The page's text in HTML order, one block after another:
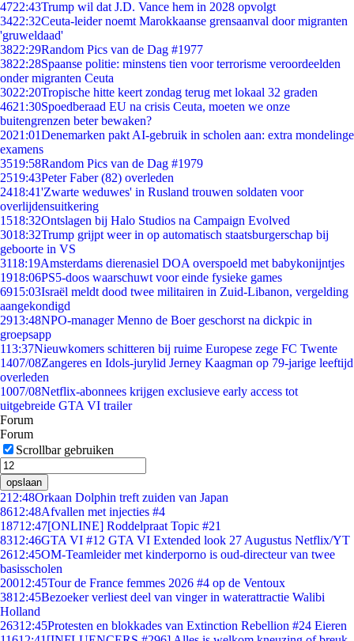
4722:43Trump wil dat J.D. Vance hem in 2028 opvolgt
3422:32Ceuta-leider noemt Marokkaanse grensaanval door migranten
'gruweldaad'
3822:29Random Pics van de Dag #1977
3822:28Spaanse politie: minstens tien voor terrorisme veroordeelden
onder migranten Ceuta
3022:20Tropische hitte keert zondag terug met lokaal 32 graden
4621:30Spoedberaad EU na crisis Ceuta, moeten we onze
buitengrenzen beter bewaken?
2021:01Denemarken pakt AI-gebruik in scholen aan: extra mondelinge
examens
3519:58Random Pics van de Dag #1979
2519:43Peter Faber (82) overleden
2418:41'Zwarte weduwes' in Rusland trouwen soldaten voor
overlijdensuitkering
1518:32Ontslagen bij Halo Studios na Campaign Evolved
3018:32Trump grijpt weer in op automatisch staatsburgerschap bij
geboorte in VS
3118:19Amsterdams dierenasiel DOA overspoeld met babykonijntjes
1918:06PS5-doos waarschuwt voor einde fysieke games
6915:03Israël meldt dood twee militairen in Zuid-Libanon, vergelding
aangekondigd
2913:48NPO-manager Menno de Boer geschorst na dickpic in
groepsapp
113:37Nieuwkomers schitteren bij ruime Europese zege FC Twente
1407/08Zangeres en Idols-jurylid Jerney Kaagman op 79-jarige leeftijd
overleden
1007/08Netflix-abonnees krijgen exclusieve early access tot
uitgebreide GTA VI trailer
Forum
Forum
Scrollbar gebruiken
opslaan
212:48Orkaan Dolphin treft zuiden van Japan
8612:48Afvallen met injecties #4
18712:47[ONLINE] Roddelpraat Topic #21
8312:46GTA VI #12 GTA VI Extended look 27 Augustus Netflix/YT
2612:45OM-Teamleider met kinderporno is oud-directeur van twee
basisscholen
20012:45Tour de France femmes 2026 #4 op de Ventoux
3812:45Bezoeker verliest deel van vinger in waterattractie Walibi
Holland
26312:45Protesten en blokkades van Extinction Rebellion #24 Eieren